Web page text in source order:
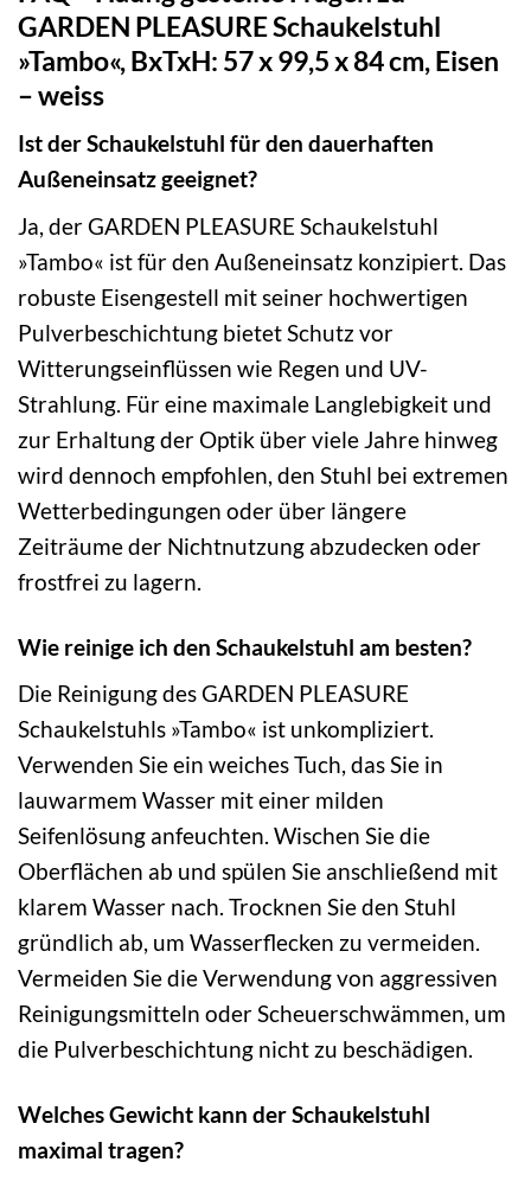
GARDEN PLEASURE Schaukelstuhl
»Tambo«, BxTxH: 57 x 99,5 x 84 cm, Eisen
– weiss
Ist der Schaukelstuhl für den dauerhaften
Außeneinsatz geeignet?
Ja, der GARDEN PLEASURE Schaukelstuhl
»Tambo« ist für den Außeneinsatz konzipiert. Das
robuste Eisengestell mit seiner hochwertigen
Pulverbeschichtung bietet Schutz vor
Witterungseinflüssen wie Regen und UV-
Strahlung. Für eine maximale Langlebigkeit und
zur Erhaltung der Optik über viele Jahre hinweg
wird dennoch empfohlen, den Stuhl bei extremen
Wetterbedingungen oder über längere
Zeiträume der Nichtnutzung abzudecken oder
frostfrei zu lagern.
Wie reinige ich den Schaukelstuhl am besten?
Die Reinigung des GARDEN PLEASURE
Schaukelstuhls »Tambo« ist unkompliziert.
Verwenden Sie ein weiches Tuch, das Sie in
lauwarmem Wasser mit einer milden
Seifenlösung anfeuchten. Wischen Sie die
Oberflächen ab und spülen Sie anschließend mit
klarem Wasser nach. Trocknen Sie den Stuhl
gründlich ab, um Wasserflecken zu vermeiden.
Vermeiden Sie die Verwendung von aggressiven
Reinigungsmitteln oder Scheuerschwämmen, um
die Pulverbeschichtung nicht zu beschädigen.
Welches Gewicht kann der Schaukelstuhl
maximal tragen?